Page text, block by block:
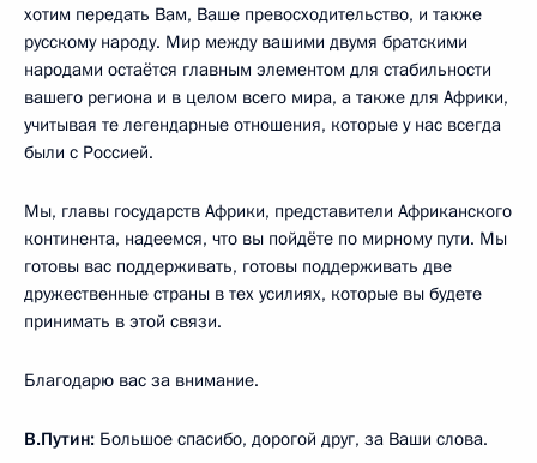
хотим передать Вам, Ваше превосходительство, и также
русскому народу. Мир между вашими двумя братскими
народами остаётся главным элементом для стабильности
вашего региона и в целом всего мира, а также для Африки,
учитывая те легендарные отношения, которые у нас всегда
были с Россией.
Мы, главы государств Африки, представители Африканского
континента, надеемся, что вы пойдёте по мирному пути. Мы
готовы вас поддерживать, готовы поддерживать две
дружественные страны в тех усилиях, которые вы будете
принимать в этой связи.
Благодарю вас за внимание.
В.Путин: Большое спасибо, дорогой друг, за Ваши слова.